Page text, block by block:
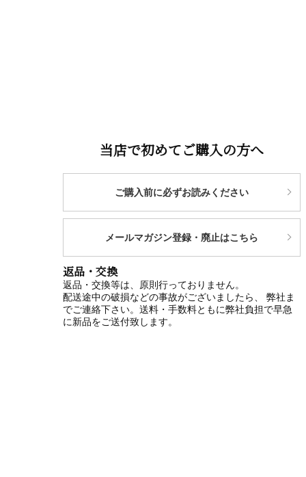
当店で初めてご購入の方へ
ご購入前に必ずお読みください
メールマガジン登録・廃止はこちら
返品・交換
返品・交換等は、原則行っておりません。
配送途中の破損などの事故がございましたら、 弊社ま
でご連絡下さい。送料・手数料ともに弊社負担で早急
に新品をご送付致します。